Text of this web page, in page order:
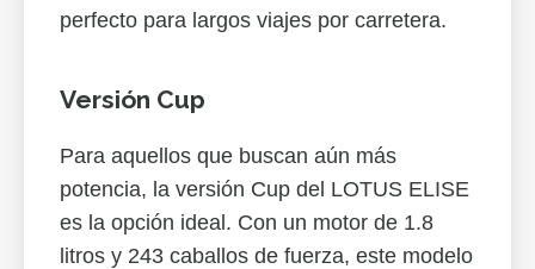
perfecto para largos viajes por carretera.
Versión Cup
Para aquellos que buscan aún más
potencia, la versión Cup del LOTUS ELISE
es la opción ideal. Con un motor de 1.8
litros y 243 caballos de fuerza, este modelo